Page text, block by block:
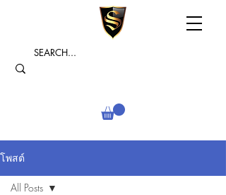
โพสต์
All Posts